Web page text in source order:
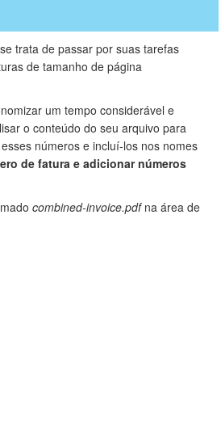
trata de passar por suas tarefas
de tamanho de página
um tempo considerável e
o conteúdo do seu arquivo para
números e incluí-los nos nomes
de fatura e adicionar números
combined-invoice.pdfna área de